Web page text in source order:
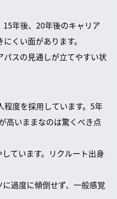
年後、20年後のキャリア
くい面があります。
スの見通しが立てやすい状
度を採用しています。5年
高いままなのは驚くべき点
ています。リクルート出身
過度に傾倒せず、一般感覚